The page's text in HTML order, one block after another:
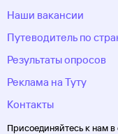
Наши вакансии
Путеводитель по
Результаты опросов
Реклама на Туту
Контакты
Присоединяйтесь к нам в